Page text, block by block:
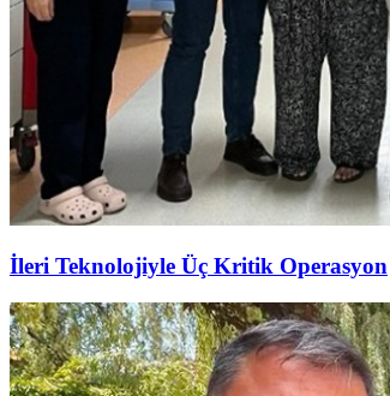
İleri Teknolojiyle Üç Kritik Operasyon